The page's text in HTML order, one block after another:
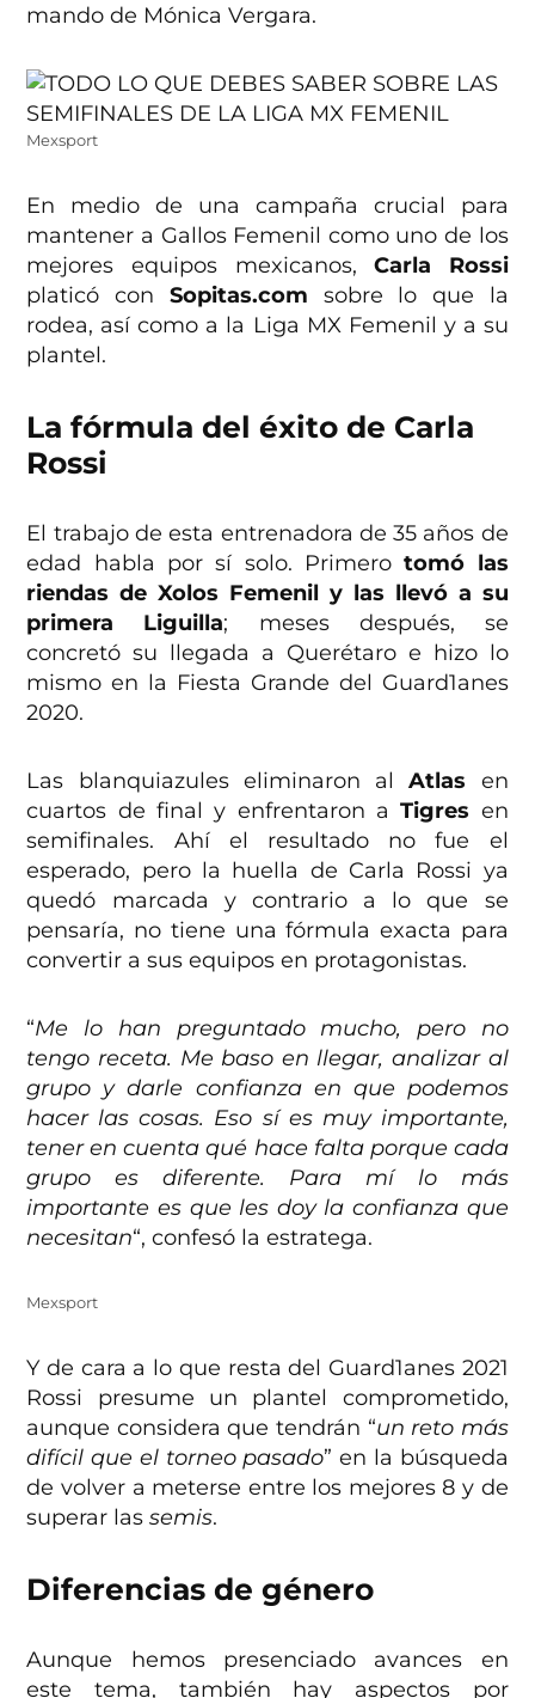
mando de Mónica Vergara.
Mexsport
En medio de una campaña crucial para
mantener a Gallos Femenil como uno de los
mejores equipos mexicanos,Carla Rossi
platicó con Sopitas.com sobre lo que la
rodea, así como a la Liga MX Femenil y a su
plantel.
La fórmula del éxito de Carla
Rossi
El trabajo de esta entrenadora de 35 años de
edad habla por sí solo. Primerotomó las
riendas de Xolos Femenil y las llevó a su
primera Liguilla; meses después, se
concretó su llegada a Querétaro e hizo lo
mismo en la Fiesta Grande del Guard1anes
2020.
Las blanquiazules eliminaron alAtlas en
cuartos de final y enfrentaron aTigres en
semifinales. Ahí el resultado no fue el
esperado, pero la huella de Carla Rossi ya
quedó marcada y contrario a lo que se
pensaría, no tiene una fórmula exacta para
convertir a sus equipos en protagonistas.
“Me lo han preguntado mucho, pero no
tengo receta. Me baso en llegar, analizar al
grupo y darle confianza en que podemos
hacer las cosas. Eso sí es muy importante,
tener en cuenta qué hace falta porque cada
grupo es diferente. Para mí lo más
importante es que les doy la confianza que
necesitan“, confesó la estratega.
Mexsport
Y de cara a lo que resta del Guard1anes 2021
Rossi presume un plantel comprometido,
aunque considera que tendrán “un reto más
difícil que el torneo pasado” en la búsqueda
de volver a meterse entre los mejores 8 y de
superar lassemis.
Diferencias de género
Aunque hemos presenciado avances en
este tema, también hay aspectos por